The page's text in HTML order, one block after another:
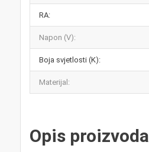
RA:
Napon (V):
Boja svjetlosti (K):
Materijal:
Opis proizvoda